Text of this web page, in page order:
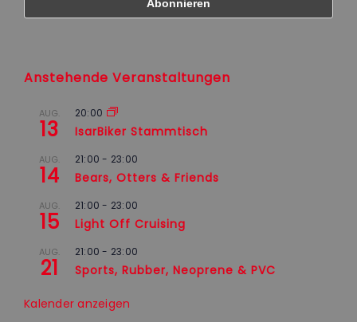
Anstehende Veranstaltungen
AUG.
13
20:00
IsarBiker Stammtisch
AUG.
14
21:00 - 23:00
Bears, Otters & Friends
AUG.
15
21:00 - 23:00
Light Off Cruising
AUG.
21
21:00 - 23:00
Sports, Rubber, Neoprene & PVC
Kalender anzeigen